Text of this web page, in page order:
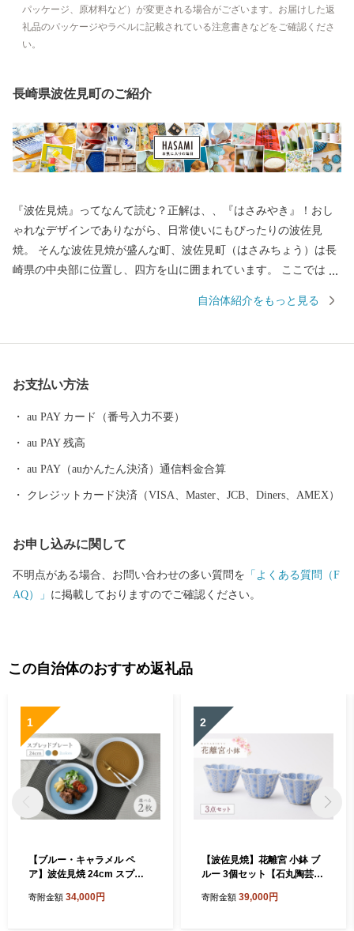
パッケージ、原材料など）が変更される場合がございます。お届けした返
礼品のパッケージやラベルに記載されている注意書きなどをご確認くださ
い。
長崎県波佐見町のご紹介
『波佐見焼』ってなんて読む？正解は、、『はさみやき』！おし
ゃれなデザインでありながら、日常使いにもぴったりの波佐見
焼。 そんな波佐見焼が盛んな町、波佐見町（はさみちょう）は長
崎県の中央部に位置し、四方を山に囲まれています。 ここでは、
な自然のなかで、お米やお茶、アスパラガスなどの農畜産業が行
こで焼かれた「くらわんか碗」が全国に出荷され、当時貴重品で
あった磁器を広く普及させるとともに、食文化にも大きな影響を
彩るおしゃれで機能的な日用和食器の一大産地として、全国的に
も高いシェアを誇っています。（すでに皆さまの食卓にも、波佐
見で作られたやきものがあるかも！？）窯元、棚田、温泉など、
自治体紹介をもっと見る
お支払い方法
au PAY カード（番号入力不要）
au PAY 残高
au PAY（auかんたん決済）通信料金合算
クレジットカード決済（VISA、Master、JCB、Diners、AMEX）
お申し込みに関して
不明点がある場合、お問い合わせの多い質問を 「よくある質問（F
AQ）」 に掲載しておりますのでご確認ください。
この自治体のおすすめ返礼品
1
【ブルー・キャラメル ペ
ア】波佐見焼 24cm スプレ
55]
寄附金額 34,000円
2
【波佐見焼】花離宮 小鉢 ブ
ルー 3個セット【石丸陶芸】
寄附金額 39,000円